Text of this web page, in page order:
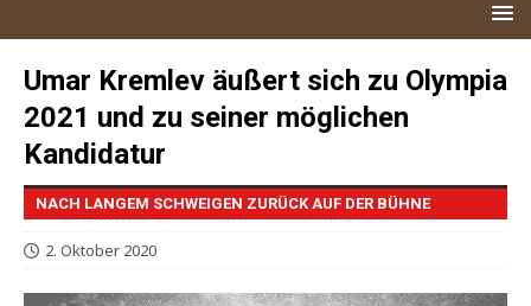
Umar Kremlev äußert sich zu Olympia
2021 und zu seiner möglichen
Kandidatur
NACH LANGEM SCHWEIGEN ZURÜCK AUF DER BÜHNE
2. Oktober 2020